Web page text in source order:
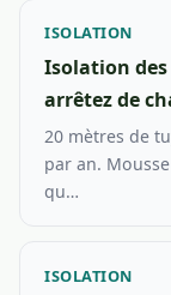
ISOLATION
Isolation des
arrêtez de
20 mètres de
par an.
qu…
ISOLATION